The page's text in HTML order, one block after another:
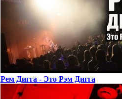
Рем Дигга - Это Рэм Дигга